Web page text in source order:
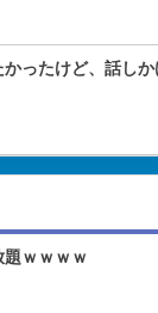
ったけど、話し
ｗｗｗｗ